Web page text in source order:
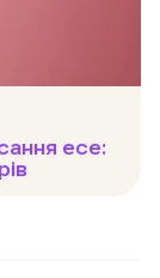
есе: